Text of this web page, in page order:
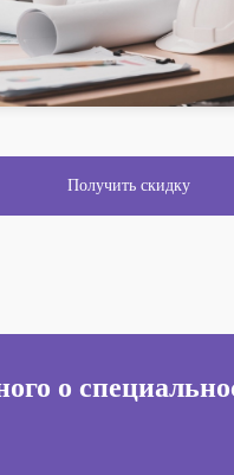
Получить скидку
о